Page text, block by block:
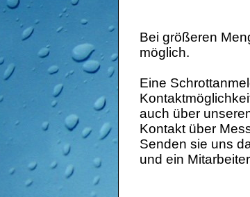
Bei größeren
möglich.
Eine
auch über
Kontakt über
Senden sie uns
und ein